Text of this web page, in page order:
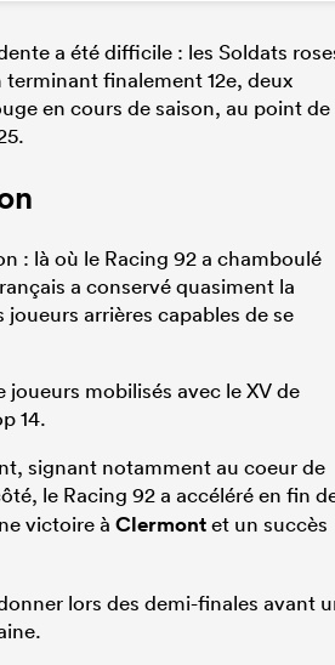
a été difficile : les Soldats
terminant finalement 12e, deux
en cours de saison, au point de
: là où le Racing 92 a chamboulé
a conservé quasiment la
arrières capables de se
mobilisés avec le XV de
14.
signant notamment au coeur de
le Racing 92 a accéléré en fin
victoire à Clermontet un succès
lors des demi-finales avant